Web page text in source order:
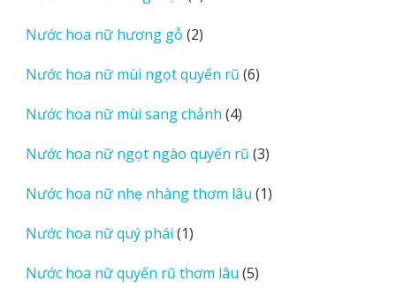
phẩm
Nước hoa nữ hương gỗ 22
phẩm
Nước hoa nữ mùi ngọt quyến rũ 66
Nước hoa nữ mùi sang chảnh 44
phẩm
Nước hoa nữ ngọt ngào quyến rũ 33
phẩm
Nước hoa nữ nhẹ nhàng thơm lâu 11
Nước hoa nữ quý phái 11
phẩm
Nước hoa nữ quyến rũ thơm lâu 55